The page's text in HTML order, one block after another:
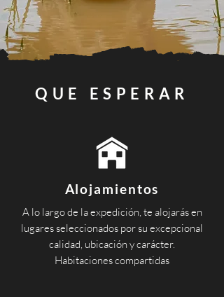
QUE ESPERAR
Alojamientos
A lo largo de la expedición, te alojarás en
lugares seleccionados por su excepcional
calidad, ubicación y carácter.
Habitaciones compartidas